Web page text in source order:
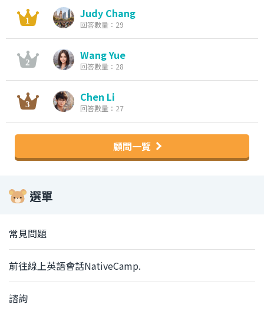
Judy Chang
回答數量：29
Wang Yue
回答數量：28
Chen Li
回答數量：27
顧問一覽
選單
常見問題
前往線上英語會話NativeCamp.
諮詢